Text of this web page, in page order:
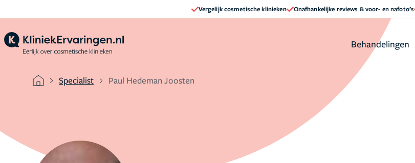
Vergelijk cosmetische klinieken Onafhankelijke reviews & voor- en nafoto’s
Behandelingen
Specialist Paul Hedeman Joosten